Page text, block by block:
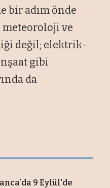
bir adım önde
meteoroloji ve
değil; elektrik-
gibi
da
9 Eylül'de